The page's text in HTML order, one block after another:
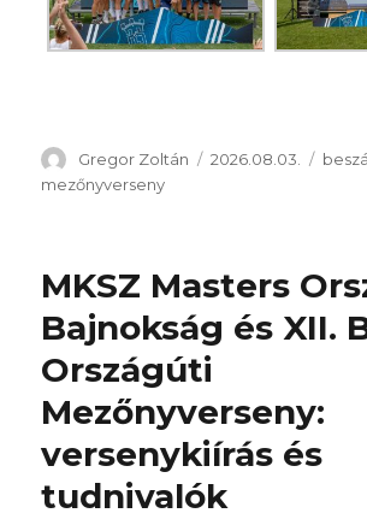
Szerző
Gregor Zoltán Közzétéve
2026.08.03.
mezőnyverseny
MKSZ Masters
Bajnokság és XII.
Országúti
Mezőnyverseny:
versenykiírás és
tudnivalók